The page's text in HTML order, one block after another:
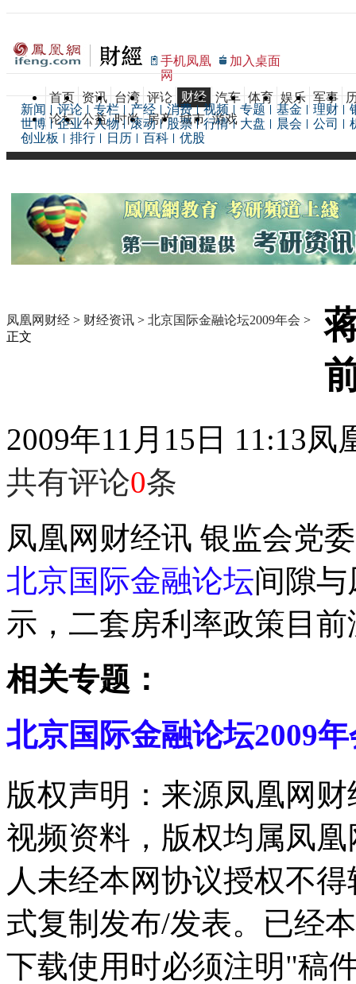
手机凤凰
网
加入桌面
首页 资讯 台湾 评论 财经 汽车 体育 娱乐 军事
论坛 公益 时尚 房产 城市 游戏
新闻 评论 专栏 产经 消费 视频 专题 基金 理财
世博
企业 人物 滚动 股票 行情 大盘 晨会 公司
创业板
排行 日历 百科 优股
凤凰网财经 > 财经资讯 > 北京国际金融论坛2009年会 >
正文
2009年11月15日 11:13凤
共有评论0条
凤凰网财经讯 银监会党
北京国际金融论坛间隙
示，二套房利率政策目
相关专题：
北京国际金融论坛2009
版权声明：来源凤凰网
视频资料，版权均属凤
人未经本网协议授权不
式复制发布/发表。已经
下载使用时必须注明"稿